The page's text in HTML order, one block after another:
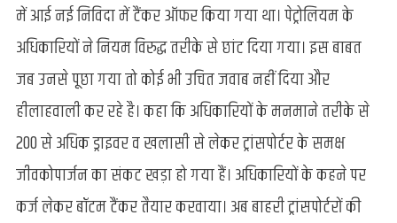
में आई नई निविदा में टैंकर ऑफर किया गया था। पेट्रोलियम के
अधिकारियों ने नियम विरुद्ध तरीके से छांट दिया गया। इस बाबत
जब उनसे पूछा गया तो कोई भी उचित जवाब नहीं दिया और
हीलाहवाली कर रहे है। कहा कि अधिकारियों के मनमाने तरीके से
200 से अधिक ड्राइवर व खलासी से लेकर ट्रांसपोर्टर के समक्ष
जीवकोपार्जन का संकट खड़ा हो गया हैं। अधिकारियों के कहने पर
कर्ज लेकर बॉटम टैंकर तैयार करवाया। अब बाहरी ट्रांसपोर्टरों की